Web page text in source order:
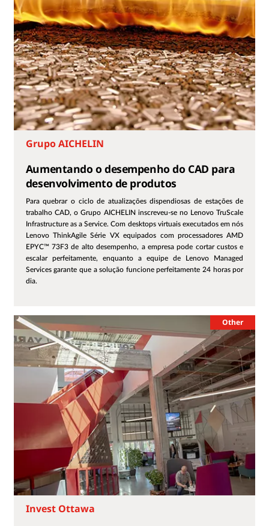
Grupo AICHELIN
Aumentando o desempenho do CAD para
desenvolvimento de produtos
Para quebrar o ciclo de atualizações dispendiosas de estações de
trabalho CAD, o Grupo AICHELIN inscreveu-se no Lenovo TruScale
Infrastructure as a Service. Com desktops virtuais executados em nós
Lenovo ThinkAgile Série VX equipados com processadores AMD
EPYC™ 73F3 de alto desempenho, a empresa pode cortar custos e
escalar perfeitamente, enquanto a equipe de Lenovo Managed
Services garante que a solução funcione perfeitamente 24 horas por
dia.
Other
Invest Ottawa